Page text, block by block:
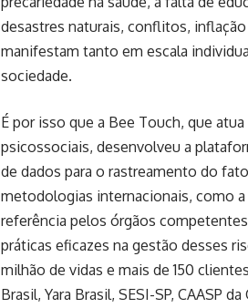
desastres naturais, conflitos,
manifestam tanto em escala
sociedade.
É por isso que a Bee Touch, que
psicossociais, desenvolveu a
de dados para o rastreamento do
metodologias internacionais, como
referência pelos órgãos
práticas eficazes na gestão desses
milhão de vidas e mais de 150
Brasil, Yara Brasil, SESI-SP, CAASP